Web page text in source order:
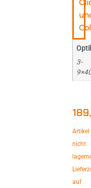
3-
Artikel
nicht
auf